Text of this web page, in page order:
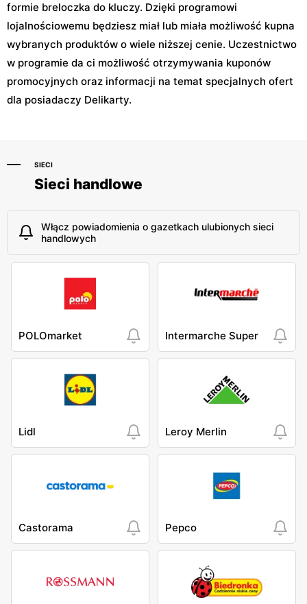
formie breloczka do kluczy. Dzięki programowi
lojalnościowemu będziesz miał lub miała możliwość kupna
wybranych produktów o wiele niższej cenie. Uczestnictwo
w programie da ci możliwość otrzymywania kuponów
promocyjnych oraz informacji na temat specjalnych ofert
dla posiadaczy Delikarty.
SIECI
Sieci handlowe
Włącz powiadomienia o gazetkach ulubionych sieci
handlowych
POLOmarket Intermarche Super
Lidl Leroy Merlin
Castorama Pepco